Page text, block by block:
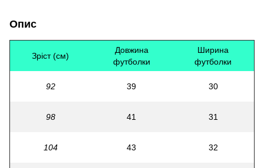
Опис
Зріст (см)
Довжина
футболки
Ширина
футболки
92 39 30
98 41 31
104 43 32